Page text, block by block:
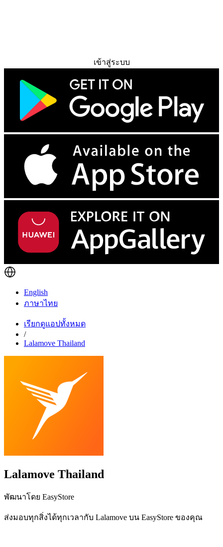
เข้าสู่ระบบ
English
ภาษาไทย
เรียกดูแอปทั้งหมด
/
Lalamove Thailand
Lalamove Thailand
พัฒนาโดย EasyStore
ส่งมอบทุกสิ่งได้ทุกเวลากับ Lalamove บน EasyStore ของคุณ